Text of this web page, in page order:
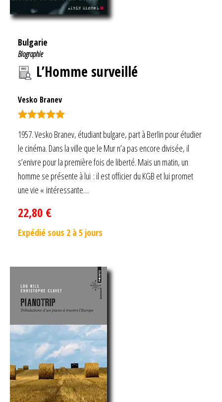
Bulgarie
Biographie
L’Homme surveillé
Vesko Branev
1957. Vesko Branev, étudiant bulgare, part à Berlin pour étudier
le cinéma. Dans la ville que le Mur n’a pas encore divisée, il
s’enivre pour la première fois de liberté. Mais un matin, un
homme se présente à lui : il est officier du KGB et lui promet
une vie « intéressante…
22,80 €
Expédié sous 2 à 5 jours